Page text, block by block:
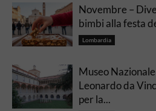
Novembre –
bimbi alla festa
Lombardia
Museo
Leonardo da
per la...